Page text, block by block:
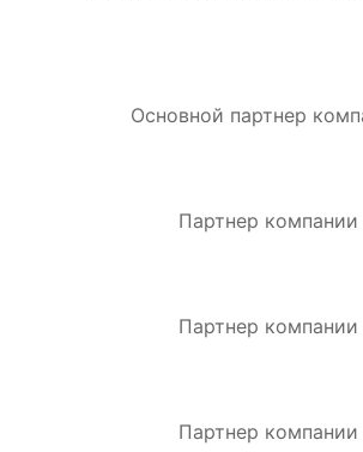
Основной партнер
Партнер компании
Партнер компании
Партнер компании